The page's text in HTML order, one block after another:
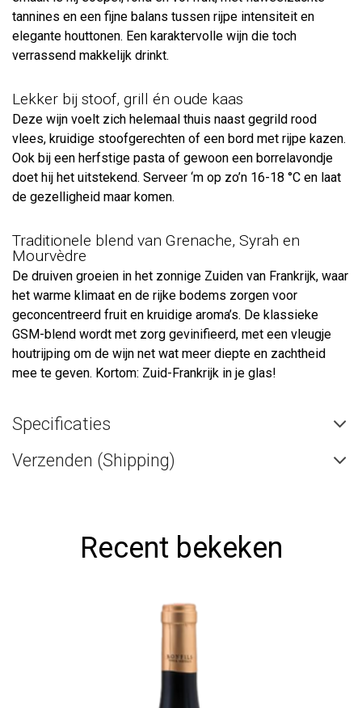
tannines en een fijne balans tussen rijpe intensiteit en
elegante houttonen. Een karaktervolle wijn die toch
verrassend makkelijk drinkt.
Lekker bij stoof, grill én oude kaas
Deze wijn voelt zich helemaal thuis naast gegrild rood
vlees, kruidige stoofgerechten of een bord met rijpe kazen.
Ook bij een herfstige pasta of gewoon een borrelavondje
doet hij het uitstekend. Serveer ‘m op zo’n 16-18 °C en laat
de gezelligheid maar komen.
Traditionele blend van Grenache, Syrah en
Mourvèdre
De druiven groeien in het zonnige Zuiden van Frankrijk, waar
het warme klimaat en de rijke bodems zorgen voor
geconcentreerd fruit en kruidige aroma’s. De klassieke
GSM-blend wordt met zorg gevinifieerd, met een vleugje
houtrijping om de wijn net wat meer diepte en zachtheid
mee te geven. Kortom: Zuid-Frankrijk in je glas!
Specificaties
Verzenden (Shipping)
Recent bekeken